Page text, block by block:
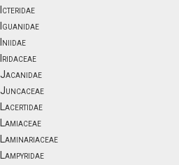
Icteridae
Iguanidae
Iniidae
Iridaceae
Jacanidae
Juncaceae
Lacertidae
Lamiaceae
Laminariaceae
Lampyridae